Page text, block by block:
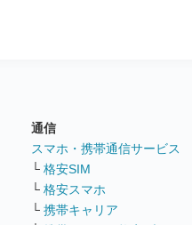
通信
スマホ・携帯通信サービス
└ 格安SIM
└ 格安スマホ
└ 携帯キャリア